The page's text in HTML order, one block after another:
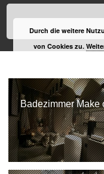
Badezimmer Make
Durch die weitere
von Cookies zu.